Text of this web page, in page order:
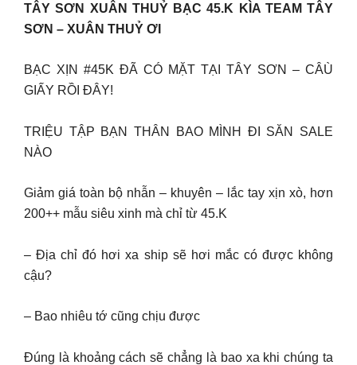
TÂY SƠN XUÂN THUỶ BẠC 45.K KÌA TEAM TÂY
SƠN – XUÂN THUỶ ƠI
BẠC XỊN #45K ĐÃ CÓ MẶT TẠI TÂY SƠN – CÂÙ
GIẤY RỒI ĐÂY!
TRIỆU TẬP BẠN THÂN BAO MÌNH ĐI SĂN SALE
NÀO
Giảm giá toàn bộ nhẫn – khuyên – lắc tay xịn xò, hơn
200++ mẫu siêu xinh mà chỉ từ 45.K
– Địa chỉ đó hơi xa ship sẽ hơi mắc có được không
cậu?
– Bao nhiêu tớ cũng chịu được
Đúng là khoảng cách sẽ chẳng là bao xa khi chúng ta